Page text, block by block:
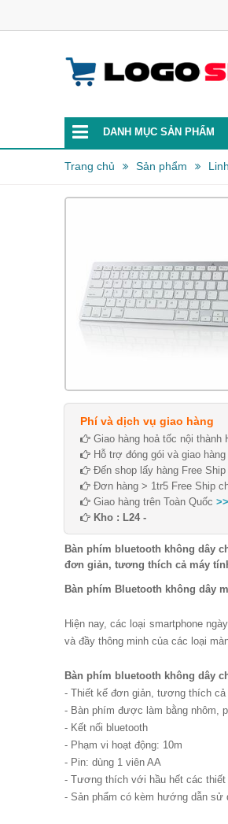
DANH MỤC SẢN PHẨM
Trang chủ Sản phẩm
Phí và dịch vụ giao hàng
Giao hàng hoả tốc nội thành
Hỗ trợ đóng gói và giao hàng
Đến shop lấy hàng Free Ship
Đơn hàng > 1tr5 Free Ship
Giao hàng trên Toàn Quốc
Kho : L24 -
Bàn phím bluetooth không dây
đơn giản, tương thích cả máy
Bàn phím Bluetooth không dây
Hiện nay, các loại smartphone
và đầy thông minh của các loại
Bàn phím bluetooth không dây
- Thiết kế đơn giản, tương thích
- Bàn phím được làm bằng nhôm,
- Kết nối bluetooth
- Phạm vi hoạt động: 10m
- Pin: dùng 1 viên AA
- Tương thích với hầu hết các thiết
- Sản phẩm có kèm hướng dẫn sử